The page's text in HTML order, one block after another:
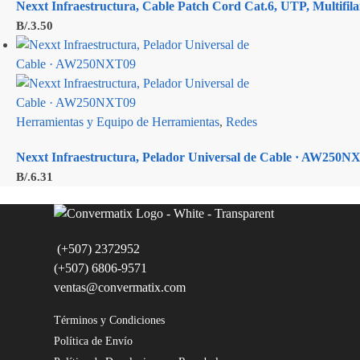
Nexxt Infraestructura, Cable Patch Cord Cat.6, UTP,
B/.3.50
Herramientas y Equipo de Herramientas, Redes
Nexxt Infraestructura, Pelador Universal de Cable ·
B/.6.31
(+507) 2372952
(+507) 6806-9571
ventas@convermatix.com
Términos y Condiciones
Política de Envío